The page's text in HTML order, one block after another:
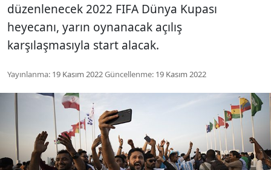
düzenlenecek 2022 FIFA Dünya Kupası
heyecanı, yarın oynanacak açılış
karşılaşmasıyla start alacak.
Yayınlanma: 19 Kasım 2022Güncellenme: 19 Kasım 2022